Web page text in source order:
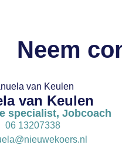
Neem
van Keulen
specialist, Jobcoach
06 13207338